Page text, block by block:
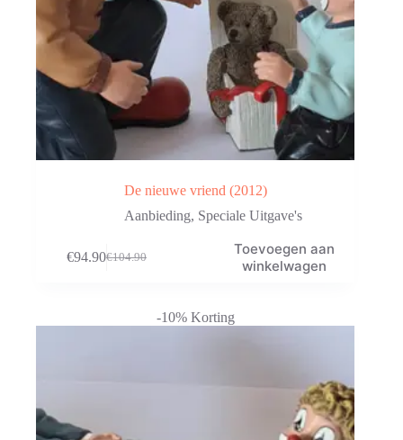
De nieuwe vriend (2012)
Aanbieding, Speciale Uitgave's
€104.90
Oorspronkelijke
€94.90Huidige
Toevoegen aan
winkelwagen
-10% Korting